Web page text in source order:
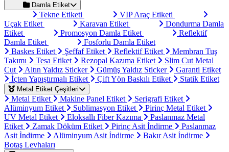
Damla Etiket
Tekne Etiketi
VIP Araç Etiketi
Uçak Etiket
Karavan Etiket
Dondurma Damla
Etiket
Promosyon Damla Etiket
Reflektif
Damla Etiket
Fosforlu Damla Etiket
Baskes Etiket
Şeffaf Etiket Reflektif Etiket
Membran Tuş
Takımı
Tesa Etiket Rezopal Kazıma Etiket
Slim Cut Metal
Cut
Altın Yaldız Sticker Gümüş Yaldız Sticker
Garanti Etiket
İçten Yapıştırmalı Etiket
Çift Yön Baskılı Etiket Statik Etiket
Metal Etiket Çeşitleri
Metal Etiket Makine Panel Etiket
Serigrafi Etiket
Alüminyum Etiket
Sublimasyon Etiket
Pirinç Metal Etiket
UV Metal Etiket
Eloksallı Fiber Kazıma
Paslanmaz Metal
Etiket
Zamak Döküm Etiket Pirinç Asit İndirme
Paslanmaz
Asit İndirme
Alüminyum Asit İndirme
Bakır Asit İndirme
Botaş Levhaları